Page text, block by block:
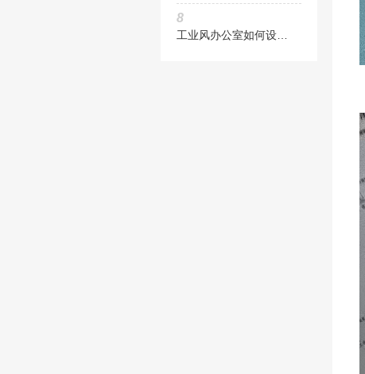
8
工业风办公室如何设计与装修